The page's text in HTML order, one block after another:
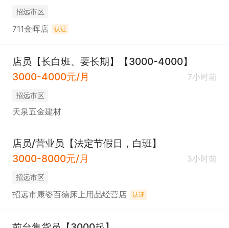
招远市区
711金晖店 认证
店员【长白班、要长期】【3000-4000】
3000-4000元/月
7小时前
招远市区
天泉五金建材
店员/营业员【法定节假日，白班】
3000-8000元/月
3小时前
招远市区
招远市康姿百德床上用品经营店 认证